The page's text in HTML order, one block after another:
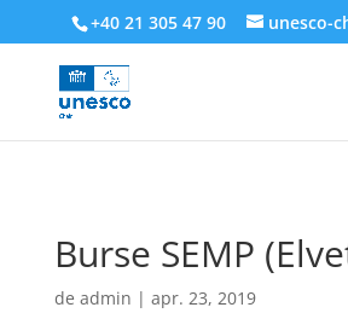
218945019564526+40 21 305 47 90 unesco-
Burse SEMP
de admin | apr. 23, 2019